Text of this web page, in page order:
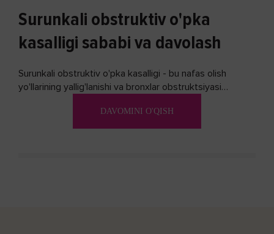
Surunkali obstruktiv o'pka
kasalligi sababi va davolash
Surunkali obstruktiv o'pka kasalligi - bu nafas olish
yo'llarining yallig'lanishi va bronxlar obstruktsiyasi
DAVOMINI O'QISH